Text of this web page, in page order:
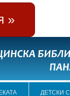
»
ДЕТСКИ